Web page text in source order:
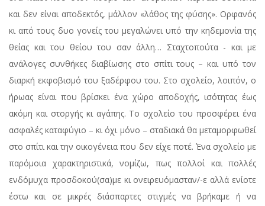
και δεν είναι αποδεκτός, μάλλον «λάθος της φύσης». Ορφανός
κι από τους δυο γονείς του μεγαλώνει υπό την κηδεμονία της
θείας και του θείου του σαν άλλη… Σταχτοπούτα - και με
ανάλογες συνθήκες διαβίωσης στο σπίτι τους – και υπό τον
διαρκή εκφοβισμό του ξαδέρφου του. Στο σχολείο, λοιπόν, ο
ήρωας είναι που βρίσκει ένα χώρο αποδοχής, ισότητας έως
ακόμη και στοργής κι αγάπης. Το σχολείο του προσφέρει ένα
ασφαλές καταφύγιο – κι όχι μόνο – σταδιακά θα μεταμορφωθεί
στο σπίτι και την οικογένεια που δεν είχε ποτέ. Ένα σχολείο με
παρόμοια χαρακτηριστικά, νομίζω, πως πολλοί και πολλές
ενδόμυχα προσδοκού(σα)με κι ονειρευόμασταν/-ε αλλά ενίοτε
έστω και σε μικρές διάσπαρτες στιγμές να βρήκαμε ή να